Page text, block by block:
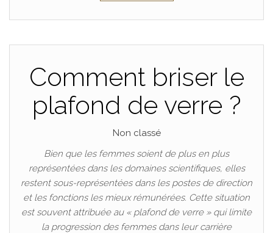
Comment briser le
plafond de verre ?
Non classé
Bien que les femmes soient de plus en plus
représentées dans les domaines scientifiques, elles
restent sous-représentées dans les postes de direction
et les fonctions les mieux rémunérées. Cette situation
est souvent attribuée au « plafond de verre » qui limite
la progression des femmes dans leur carrière